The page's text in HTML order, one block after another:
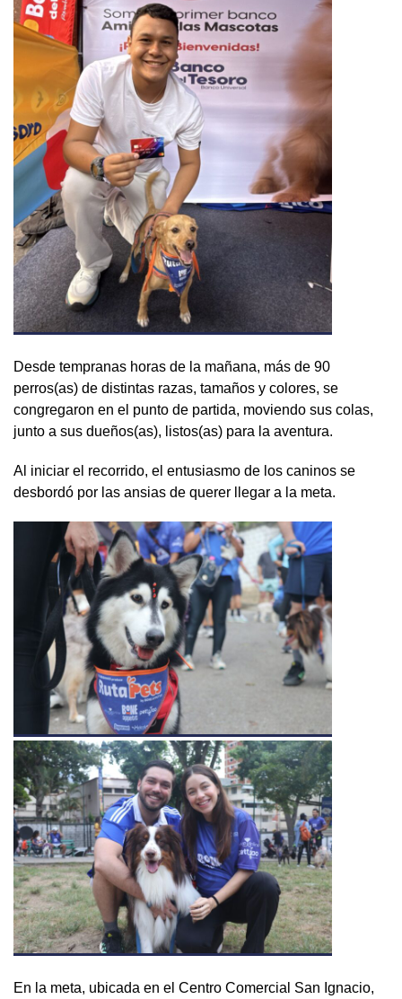
Desde tempranas horas de la mañana, más de 90
perros(as) de distintas razas, tamaños y colores, se
congregaron en el punto de partida, moviendo sus colas,
junto a sus dueños(as), listos(as) para la aventura.
Al iniciar el recorrido, el entusiasmo de los caninos se
desbordó por las ansias de querer llegar a la meta.
En la meta, ubicada en el Centro Comercial San Ignacio,